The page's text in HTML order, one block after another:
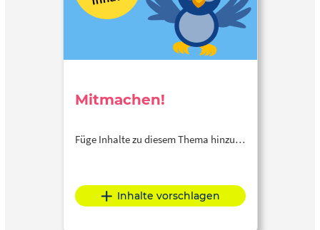
Mitmachen!
Füge Inhalte zu diesem Thema hinzu…
Inhalte vorschlagen